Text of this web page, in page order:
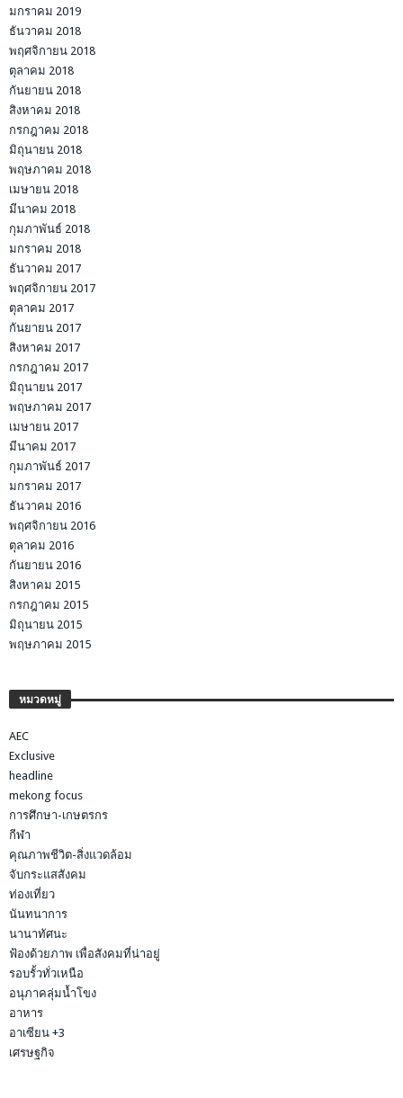
มกราคม 2019
ธันวาคม 2018
พฤศจิกายน 2018
ตุลาคม 2018
กันยายน 2018
สิงหาคม 2018
กรกฎาคม 2018
มิถุนายน 2018
พฤษภาคม 2018
เมษายน 2018
มีนาคม 2018
กุมภาพันธ์ 2018
มกราคม 2018
ธันวาคม 2017
พฤศจิกายน 2017
ตุลาคม 2017
กันยายน 2017
สิงหาคม 2017
กรกฎาคม 2017
มิถุนายน 2017
พฤษภาคม 2017
เมษายน 2017
มีนาคม 2017
กุมภาพันธ์ 2017
มกราคม 2017
ธันวาคม 2016
พฤศจิกายน 2016
ตุลาคม 2016
กันยายน 2016
สิงหาคม 2015
กรกฎาคม 2015
มิถุนายน 2015
พฤษภาคม 2015
หมวดหมู่
AEC
Exclusive
headline
mekong focus
การศึกษา-เกษตรกร
กีฬา
คุณภาพชีวิต-สิ่งแวดล้อม
จับกระแสสังคม
ท่องเที่ยว
นันทนาการ
นานาทัศนะ
ฟ้องด้วยภาพ เพื่อสังคมที่น่าอยู่
รอบรั้วทั่วเหนือ
อนุภาคลุ่มน้ำโขง
อาหาร
อาเซียน +3
เศรษฐกิจ